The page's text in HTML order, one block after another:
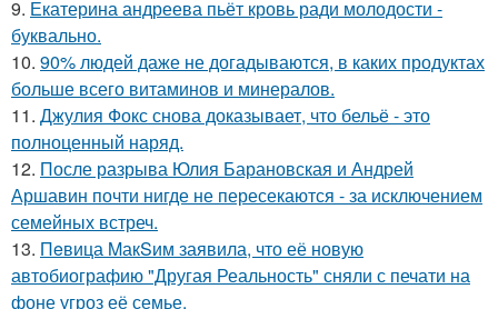
9. Екатерина андреева пьёт кровь ради молодости -
буквально.
10. 90% людей даже не догадываются, в каких продуктах
больше всего витаминов и минералов.
11. Джулия Фокс снова доказывает, что бельё - это
полноценный наряд.
12. После разрыва Юлия Барановская и Андрей
Аршавин почти нигде не пересекаются - за исключением
семейных встреч.
13. Пeвица MакSим заявила, что её новую
автобиографию "Другая Реальность" сняли с печати на
фоне угроз её семье.